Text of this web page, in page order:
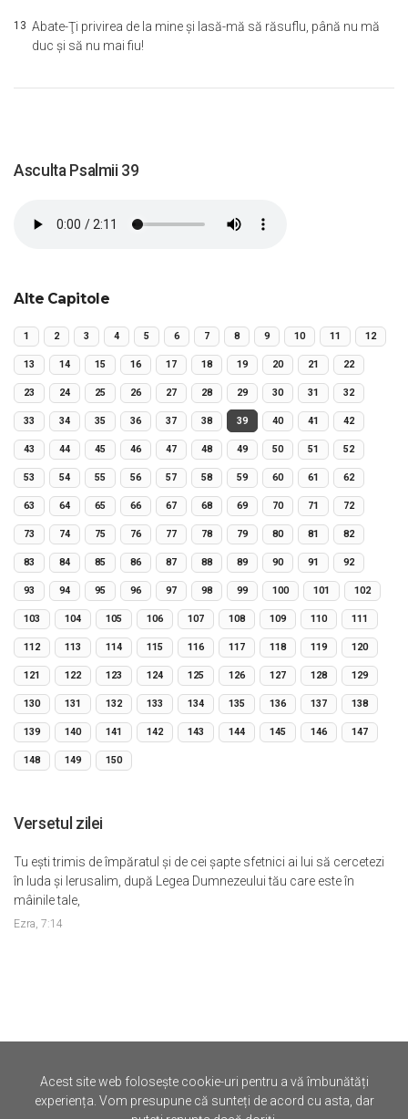
13 Abate-Ţi privirea de la mine şi lasă-mă să răsuflu, până nu mă
duc şi să nu mai fiu!
Asculta Psalmii 39
Alte Capitole
1 2 3 4 5 6 7 8 9 10 11 12
13 14 15 16 17 18 19 20 21 22
23 24 25 26 27 28 29 30 31 32
33 34 35 36 37 38 39 40 41 42
43 44 45 46 47 48 49 50 51 52
53 54 55 56 57 58 59 60 61 62
63 64 65 66 67 68 69 70 71 72
73 74 75 76 77 78 79 80 81 82
83 84 85 86 87 88 89 90 91 92
93 94 95 96 97 98 99 100 101 102
103 104 105 106 107 108 109 110 111
112 113 114 115 116 117 118 119 120
121 122 123 124 125 126 127 128 129
130 131 132 133 134 135 136 137 138
139 140 141 142 143 144 145 146 147
148 149 150
Versetul zilei
Tu eşti trimis de împăratul şi de cei şapte sfetnici ai lui să cercetezi
în Iuda şi Ierusalim, după Legea Dumnezeului tău care este în
mâinile tale,
Ezra, 7:14
©Iertare.ro.2026
Acest site web folosește cookie-uri pentru a vă îmbunătăți
experiența. Vom presupune că sunteți de acord cu asta, dar